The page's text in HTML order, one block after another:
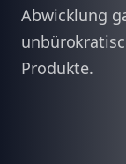
Abwicklung
Produkte.